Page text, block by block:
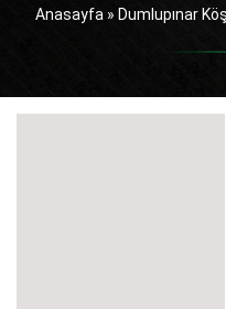
Anasayfa » Dumlupınar